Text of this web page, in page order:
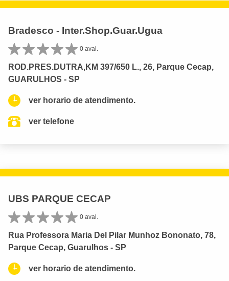
Bradesco - Inter.Shop.Guar.Ugua
0 aval.
ROD.PRES.DUTRA,KM 397/650 L., 26, Parque Cecap,
GUARULHOS - SP
ver horario de atendimento.
ver telefone
UBS PARQUE CECAP
0 aval.
Rua Professora Maria Del Pilar Munhoz Bononato, 78,
Parque Cecap, Guarulhos - SP
ver horario de atendimento.